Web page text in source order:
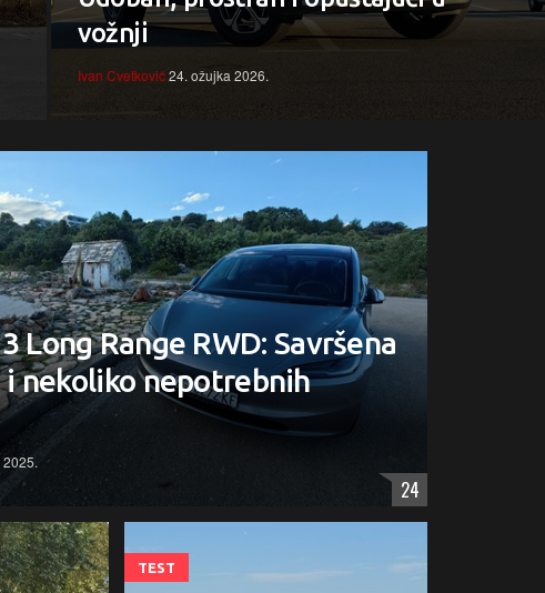
vožnji
Ivan Cvetković24. ožujka 2026.
Long Range RWD: Savršena
i nekoliko nepotrebnih
24
TEST